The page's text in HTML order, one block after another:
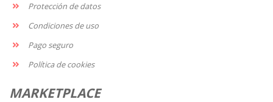
Protección de datos
Condiciones de uso
Pago seguro
Política de cookies
MARKETPLACE